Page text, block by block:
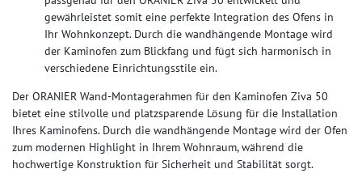
gewährleistet somit eine perfekte Integration des Ofens in
Ihr Wohnkonzept. Durch die wandhängende Montage wird
der Kaminofen zum Blickfang und fügt sich harmonisch in
verschiedene Einrichtungsstile ein.
Der ORANIER Wand-Montagerahmen für den Kaminofen Ziva 50
bietet eine stilvolle und platzsparende Lösung für die Installation
Ihres Kaminofens. Durch die wandhängende Montage wird der Ofen
zum modernen Highlight in Ihrem Wohnraum, während die
hochwertige Konstruktion für Sicherheit und Stabilität sorgt.